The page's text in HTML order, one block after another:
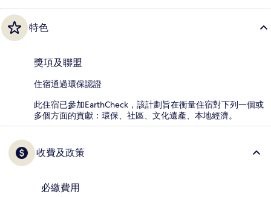
特色
獎項及聯盟
住宿通過環保認證
此住宿已參加EarthCheck，該計劃旨在衡量住宿對下列一個或
多個方面的貢獻：環保、社區、文化遺產、本地經濟。
收費及政策
必繳費用